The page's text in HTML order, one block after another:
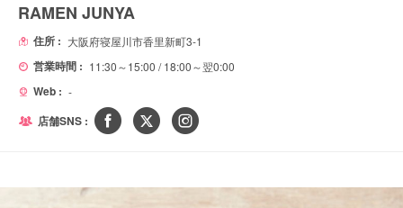
RAMEN JUNYA
住所 : 大阪府寝屋川市香里新町3-1
営業時間 : 11:30～15:00 / 18:00～翌0:00
Web : -
店舗SNS :